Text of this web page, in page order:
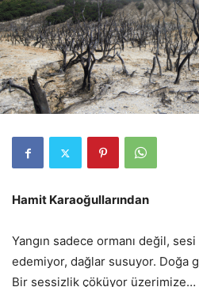
Hamit Karaoğullarından
Yangın sadece ormanı değil,
edemiyor, dağlar susuyor. Doğa
Bir sessizlik çöküyor üzerimize…